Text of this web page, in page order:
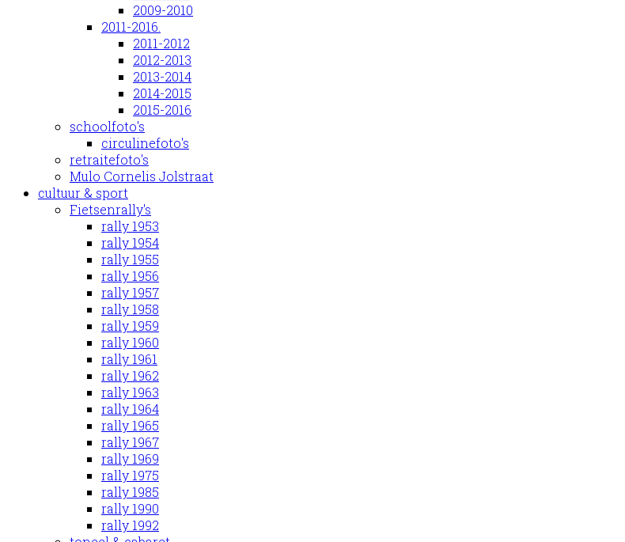
2009-2010
2011-2016.
2011-2012
2012-2013
2013-2014
2014-2015
2015-2016
schoolfoto's
circulinefoto's
retraitefoto's
Mulo Cornelis Jolstraat
cultuur & sport
Fietsenrally's
rally 1953
rally 1954
rally 1955
rally 1956
rally 1957
rally 1958
rally 1959
rally 1960
rally 1961
rally 1962
rally 1963
rally 1964
rally 1965
rally 1967
rally 1969
rally 1975
rally 1985
rally 1990
rally 1992